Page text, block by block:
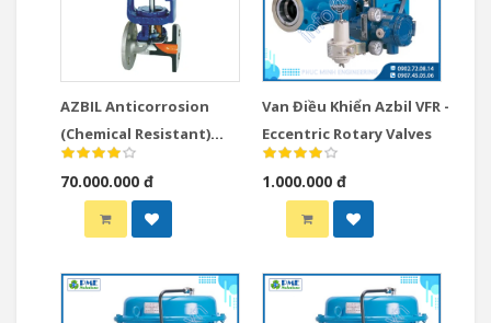
AZBIL Anticorrosion
(Chemical Resistant)
Valves
70.000.000 đ
Van Điều Khiển Azbil VFR -
Eccentric Rotary Valves
1.000.000 đ